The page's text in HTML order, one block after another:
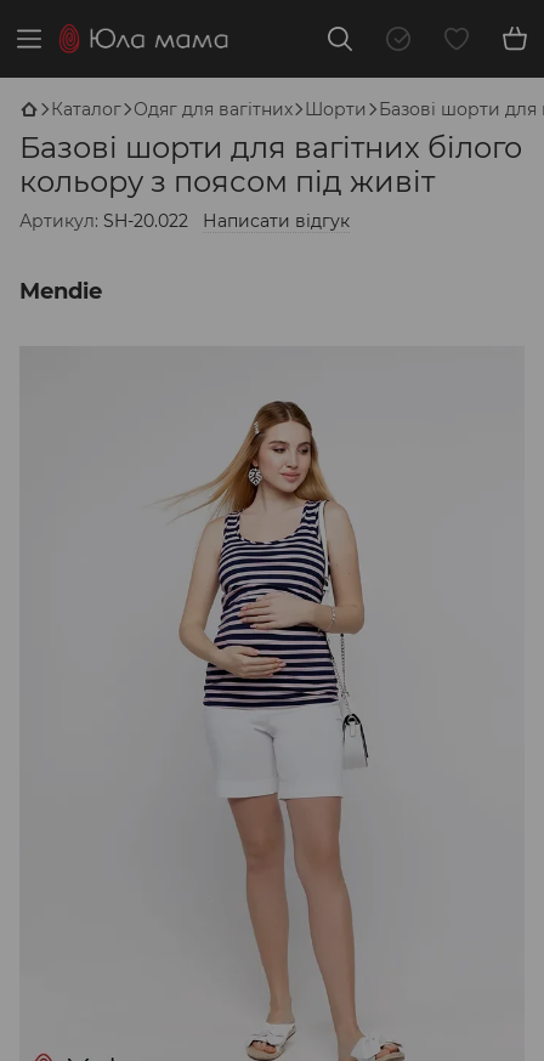
Каталог Одяг для вагітних Шорти Базові шорти для
Базові шорти для вагітних білого
кольору з поясом під живіт
Артикул: SH-20.022 Написати відгук
Mendie